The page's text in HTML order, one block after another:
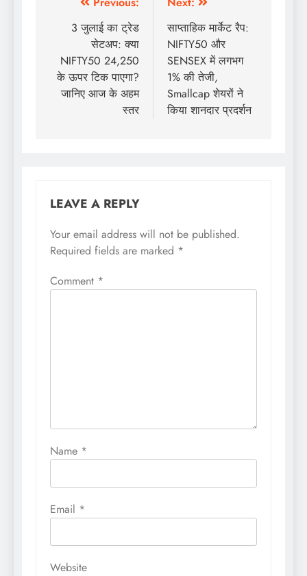
3 जुलाई का ट्रेड
सेटअप: क्या
NIFTY50 24,250
के ऊपर टिक पाएगा?
जानिए आज के अहम
स्तर
साप्ताहिक मार्केट रैप:
NIFTY50 और
SENSEX में लगभग
1% की तेजी,
Smallcap शेयरों ने
किया शानदार प्रदर्शन
LEAVE A REPLY
Your email address will not be published.
Required fields are marked *
Comment *
Name *
Email *
Website